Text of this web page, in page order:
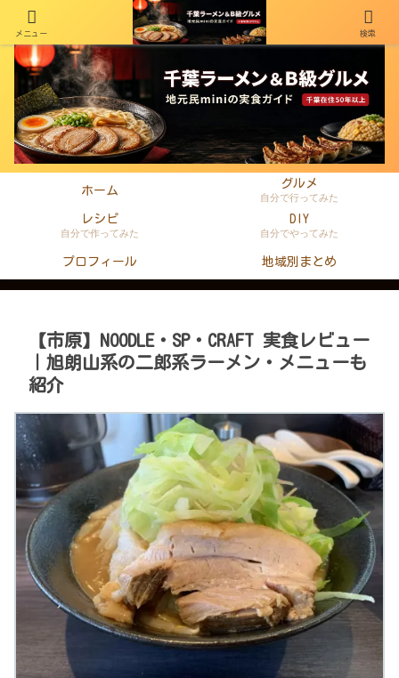
千葉在住50年以上のminiがラーメン・町中華・B級グルメを本音レビュー
ホーム
グルメ
自分で行ってみた
レシピ
自分で作ってみた
DIY
自分でやってみた
プロフィール 地域別まとめ
【市原】NOODLE・SP・CRAFT 実食レビュー
｜旭朗山系の二郎系ラーメン・メニューも
紹介
メニュー 検索